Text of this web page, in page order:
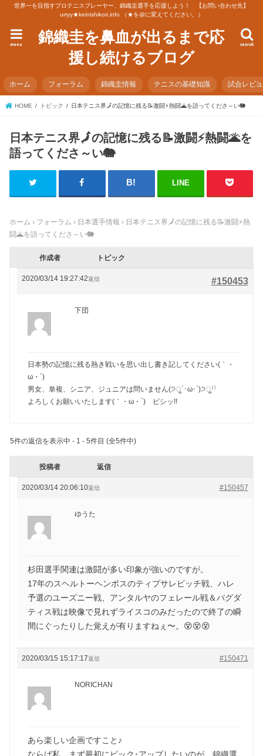
世界一を目指すプロテニスプレーヤー、錦織圭選手を応援しよう！ 【お問い合わせ先】
urryy★keinishikori.info （★を@に変えてください。）
錦織圭を鼻血が出るまで応
援し続けるブログ
search
menu
ホーム フォーラム 錦織圭情報 テニスの基礎知識 試合レビ
HOME トピック 日本テニス界🗾の記憶に残る📝激闘⚡熱闘🌋を語ってくださ～い🐘
日本テニス界🗾の記憶に残る📝激闘⚡熱闘🌋を
語ってくださ～い🐘
LINE
ホーム › フォーラム › 日本選手情報 › 日本テニス界🗾の記憶に残る📝激闘⚡熱
闘🌋を語ってくださ～い🐘
作成者 トピック
2020/03/14 19:27:42 #150453
返信
下団
日本勢の記憶に残る熱き戦いを思い出し書き記してください(｀・
ω・´)ゞ
男女、単複、シニア、ジュニアは問いません(੭ु´･ω･`)੭ु⁾⁾
よろしくお願いいたします(｀・ω・´)ゞピシッ!!
5件の返信を表示中 - 1 - 5件目 (全5件中)
投稿者 返信
2020/03/14 20:06:10 #150457
返信
ゆうた
杉田選手関連は激闘が多い印象が強いのですが。
17年のスヘルトーヘンボスのティプサレビッチ戦、ハレ
予選のユーズニー戦、アンタルヤのフェレール戦＆バグダ
ティス戦は映像で見れずライスコのみだったので終了の瞬
間にぐったりした覚えが有りますねぇ〜。😵😵😵
2020/03/15 15:17:17 #150471
返信
NORICHAN
あら楽しい企画ですこと♪